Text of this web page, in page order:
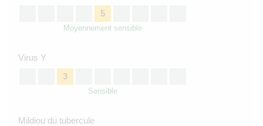
5
Moyennement sensible
Virus Y
3
Sensible
Mildiou du tubercule